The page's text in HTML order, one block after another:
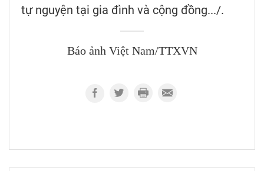
tự nguyện tại gia đình và cộng đồng.../.
Báo ảnh Việt Nam/TTXVN